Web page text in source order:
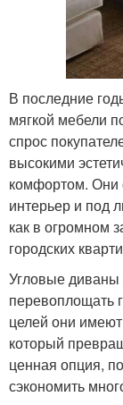
В последние
мягкой мебели
спрос
высокими
комфортом. Они
интерьер и под
как в огромном
городских
Угловые диваны
перевоплощать
целей они
который
ценная опция,
сэкономить